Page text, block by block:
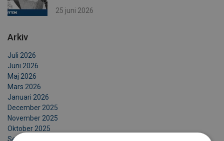
25 juni 2026
Arkiv
Juli 2026
Juni 2026
Maj 2026
Mars 2026
Januari 2026
December 2025
November 2025
Oktober 2025
September 2025